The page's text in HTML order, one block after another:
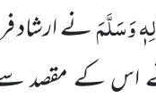
وَسَلَّمَنے ارشاد
اس کے مقصد